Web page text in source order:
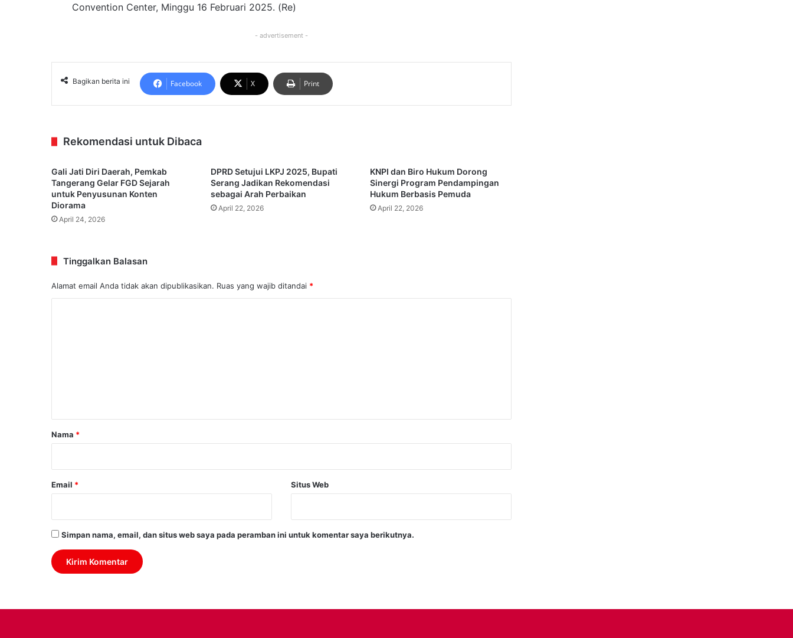
Convention Center, Minggu 16 Februari 2025. (Re)
- advertisement -
Bagikan berita ini Facebook X Print
Rekomendasi untuk Dibaca
Gali Jati Diri Daerah, Pemkab
Tangerang Gelar FGD Sejarah
untuk Penyusunan Konten
Diorama
April 24, 2026
DPRD Setujui LKPJ 2025, Bupati
Serang Jadikan Rekomendasi
sebagai Arah Perbaikan
April 22, 2026
KNPI dan Biro Hukum Dorong
Sinergi Program Pendampingan
Hukum Berbasis Pemuda
April 22, 2026
Tinggalkan Balasan
Alamat email Anda tidak akan dipublikasikan. Ruas yang wajib ditandai *
rNama *
Email * Situs Web
Simpan nama, email, dan situs web saya pada peramban ini untuk komentar saya berikutnya.